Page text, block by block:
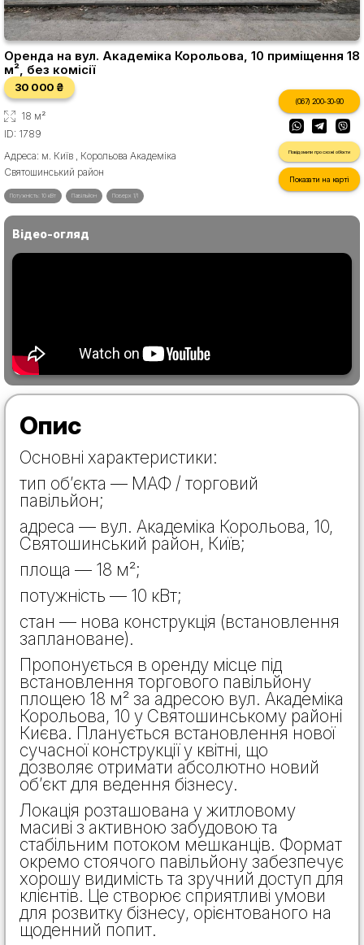
Оренда на вул. Академіка Корольова, 10 приміщення 18
м², без комісії
30 000 ₴
18 м²
ID: 1789
Адреса: м. Київ , Корольова Академіка
Святошинський район
(067) 200-30-90
Повідомити про схожі об'єкти
Показати на карті
Потужність: 10 кВт Павільйон Поверх 1/1
Відео-огляд
Опис
Основні характеристики:
тип об’єкта — МАФ / торговий
павільйон;
адреса — вул. Академіка Корольова, 10,
Святошинський район, Київ;
площа — 18 м²;
потужність — 10 кВт;
стан — нова конструкція (встановлення
заплановане).
Пропонується в оренду місце під
встановлення торгового павільйону
площею 18 м² за адресою вул. Академіка
Корольова, 10 у Святошинському районі
Києва. Планується встановлення нової
сучасної конструкції у квітні, що
дозволяє отримати абсолютно новий
об’єкт для ведення бізнесу.
Локація розташована у житловому
масиві з активною забудовою та
стабільним потоком мешканців. Формат
окремо стоячого павільйону забезпечує
хорошу видимість та зручний доступ для
клієнтів. Це створює сприятливі умови
для розвитку бізнесу, орієнтованого на
щоденний попит.